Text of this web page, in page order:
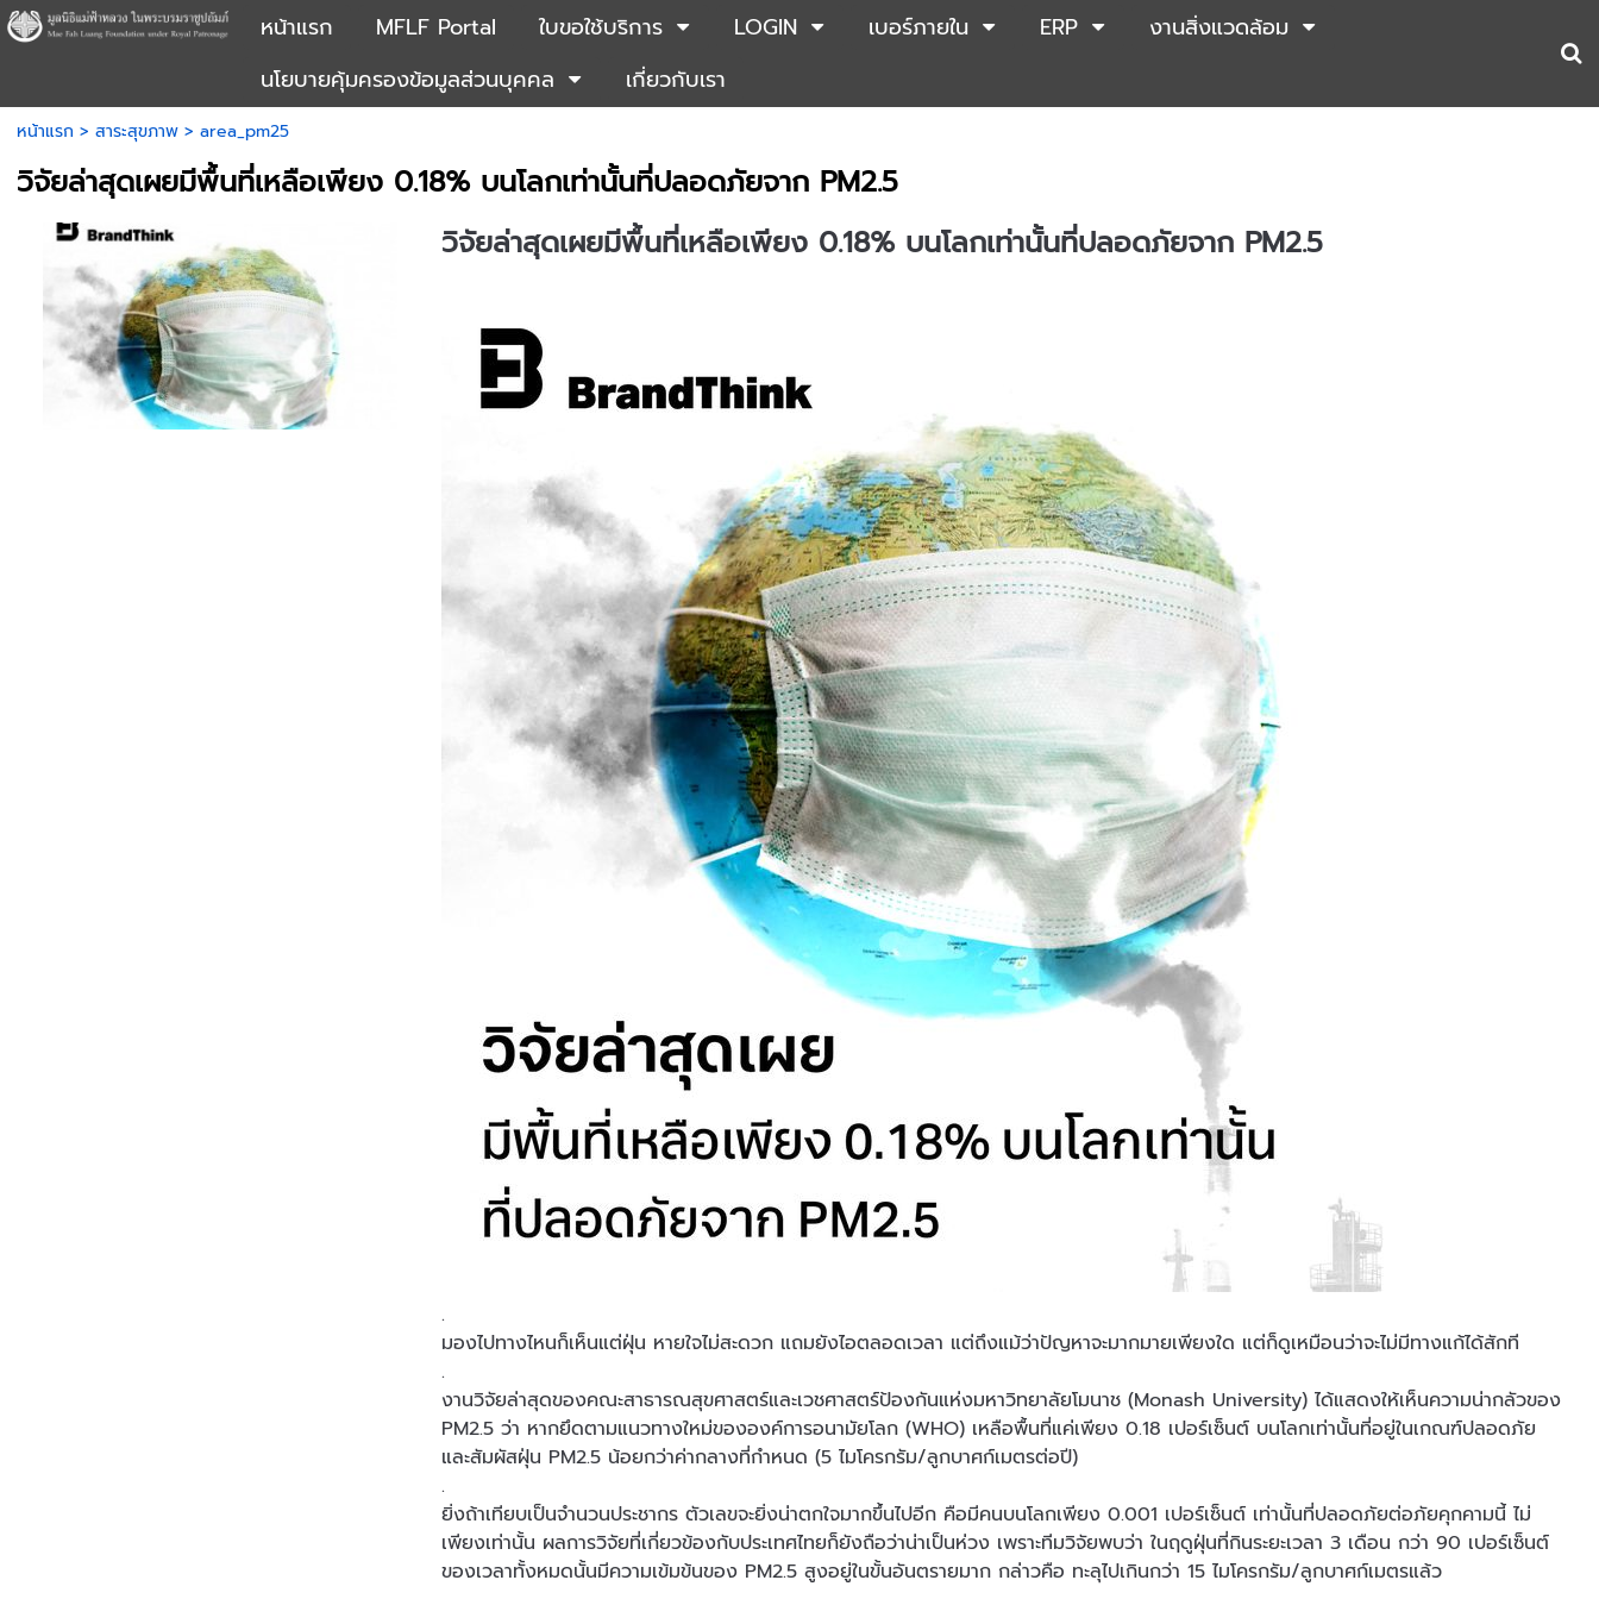
หน้าแรก MFLF Portal ใบขอใช้บริการ LOGIN เบอร์ภายใน ERP
งานสิ่งแวดล้อม
นโยบายคุ้มครองข้อมูลส่วนบุคคล
เกี่ยวกับเรา
หน้าแรก > สาระสุขภาพ> area_pm25
วิจัยล่าสุดเผยมีพื้นที่เหลือเพียง 0.18% บนโลกเท่านั้นที่ปลอดภัยจาก PM2.5
วิจัยล่าสุดเผยมีพื้นที่เหลือเพียง 0.18% บนโลกเท่านั้นที่ปลอดภัยจาก PM2.5
.
มองไปทางไหนก็เห็นแต่ฝุ่น หายใจไม่สะดวก แถมยังไอตลอดเวลา แต่ถึงแม้ว่าปัญหาจะมากมายเพียงใด แต่ก็ดูเหมือนว่าจะไม่มีทางแก้ได้สักที
.
งานวิจัยล่าสุดของคณะสาธารณสุขศาสตร์และเวชศาสตร์ป้องกันแห่งมหาวิทยาลัยโมนาช (Monash University) ได้แสดงให้เห็นความน่ากลัวของ
PM2.5 ว่า หากยึดตามแนวทางใหม่ขององค์การอนามัยโลก (WHO) เหลือพื้นที่แค่เพียง 0.18 เปอร์เซ็นต์ บนโลกเท่านั้นที่อยู่ในเกณฑ์ปลอดภัย
และสัมผัสฝุ่น PM2.5 น้อยกว่าค่ากลางที่กำหนด (5 ไมโครกรัม/ลูกบาศก์เมตรต่อปี)
.
ยิ่งถ้าเทียบเป็นจำนวนประชากร ตัวเลขจะยิ่งน่าตกใจมากขึ้นไปอีก คือมีคนบนโลกเพียง 0.001 เปอร์เซ็นต์ เท่านั้นที่ปลอดภัยต่อภัยคุกคามนี้ ไม่
เพียงเท่านั้น ผลการวิจัยที่เกี่ยวข้องกับประเทศไทยก็ยังถือว่าน่าเป็นห่วง เพราะทีมวิจัยพบว่า ในฤดูฝุ่นที่กินระยะเวลา 3 เดือน กว่า 90 เปอร์เซ็นต์
ของเวลาทั้งหมดนั้นมีความเข้มข้นของ PM2.5 สูงอยู่ในขั้นอันตรายมาก กล่าวคือ ทะลุไปเกินกว่า 15 ไมโครกรัม/ลูกบาศก์เมตรแล้ว